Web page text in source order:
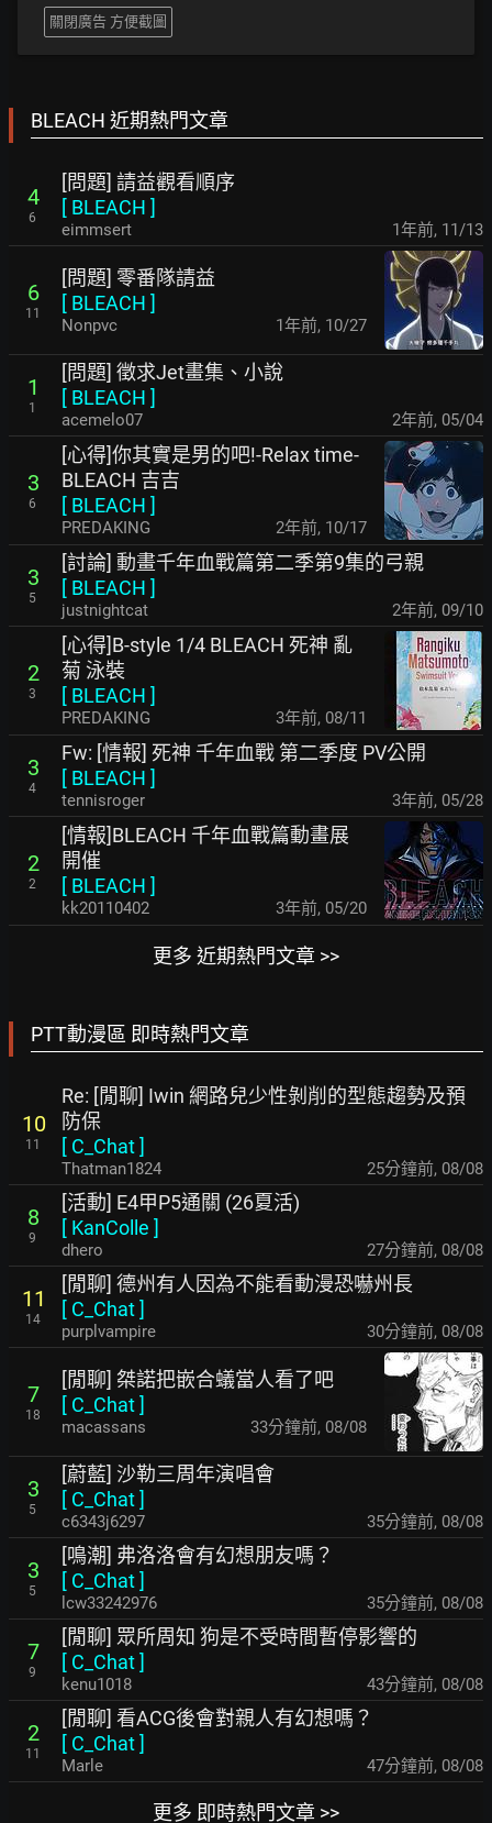
關閉廣告 方便截圖
BLEACH 近期熱門文章
4
6
[問題] 請益觀看順序
[ BLEACH ]
eimmsert 1年前, 11/13
6
11
[問題] 零番隊請益
[ BLEACH ]
Nonpvc 1年前, 10/27
1
1
[問題] 徵求Jet畫集、小說
[ BLEACH ]
acemelo07 2年前, 05/04
3
6
[心得]你其實是男的吧!-Relax time-
BLEACH 吉吉
[ BLEACH ]
PREDAKING 2年前, 10/17
3
5
[討論] 動畫千年血戰篇第二季第9集的弓親
[ BLEACH ]
justnightcat 2年前, 09/10
2
3
[心得]B-style 1/4 BLEACH 死神 亂
菊 泳裝
[ BLEACH ]
PREDAKING 3年前, 08/11
3
4
Fw: [情報] 死神 千年血戰 第二季度 PV公開
[ BLEACH ]
tennisroger 3年前, 05/28
2
2
[情報]BLEACH 千年血戰篇動畫展
開催
[ BLEACH ]
kk20110402 3年前, 05/20
更多 近期熱門文章 >>
PTT動漫區 即時熱門文章
10
11
Re: [閒聊] Iwin 網路兒少性剝削的型態趨勢及預
防保
[ C_Chat]
Thatman1824 25分鐘前, 08/08
8
9
[活動] E4甲P5通關 (26夏活)
[ KanColle ]
dhero 27分鐘前, 08/08
11
14
[閒聊] 德州有人因為不能看動漫恐嚇州長
[ C_Chat]
purplvampire 30分鐘前, 08/08
7
18
[閒聊] 桀諾把嵌合蟻當人看了吧
[ C_Chat]
macassans 33分鐘前, 08/08
3
5
[蔚藍] 沙勒三周年演唱會
[ C_Chat]
c6343j6297 35分鐘前, 08/08
3
5
[鳴潮] 弗洛洛會有幻想朋友嗎？
[ C_Chat]
lcw33242976 35分鐘前, 08/08
7
9
[閒聊] 眾所周知 狗是不受時間暫停影響的
[ C_Chat]
kenu1018 43分鐘前, 08/08
2
11
[閒聊] 看ACG後會對親人有幻想嗎？
[ C_Chat]
Marle 47分鐘前, 08/08
更多 即時熱門文章 >>